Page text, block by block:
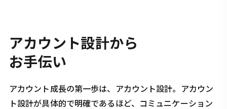
アカウント設計から
お手伝い
アカウント成長の第一歩は、アカウント設計。アカウン
ト設計が具体的で明確であるほど、コミュニケーション